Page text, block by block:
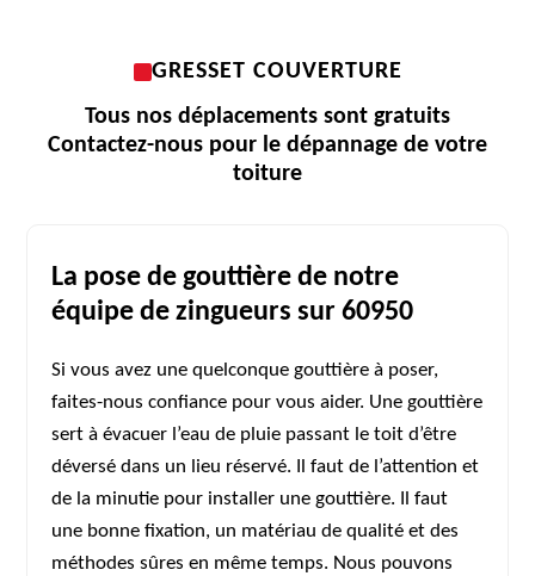
GRESSET COUVERTURE
Tous nos déplacements sont gratuits
Contactez-nous pour le dépannage de votre
toiture
La pose de gouttière de notre
équipe de zingueurs sur 60950
Si vous avez une quelconque gouttière à poser,
faites-nous confiance pour vous aider. Une gouttière
sert à évacuer l’eau de pluie passant le toit d’être
déversé dans un lieu réservé. Il faut de l’attention et
de la minutie pour installer une gouttière. Il faut
une bonne fixation, un matériau de qualité et des
méthodes sûres en même temps. Nous pouvons